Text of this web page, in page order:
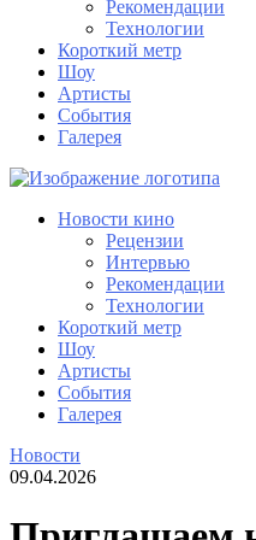
Рекомендации
Технологии
Короткий метр
Шоу
Артисты
События
Галерея
Новости кино
Рецензии
Интервью
Рекомендации
Технологии
Короткий метр
Шоу
Артисты
События
Галерея
Новости
09.04.2026